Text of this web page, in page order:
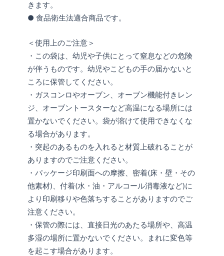
きます。
● 食品衛生法適合商品です。
＜使用上のご注意＞
・この袋は、幼児や子供にとって窒息などの危険
が伴うものです。幼児やこどもの手の届かないと
ころに保管してください。
・ガスコンロやオーブン、オーブン機能付きレン
ジ、オーブントースターなど高温になる場所には
置かないでください。袋が溶けて使用できなくな
る場合があります。
・突起のあるものを入れると材質上破れることが
ありますのでご注意ください。
・パッケージ印刷面への摩擦、密着(床・壁・その
他素材)、付着(水・油・アルコール消毒液など)に
より印刷移りや色落ちすることがありますのでご
注意ください。
・保管の際には、直接日光のあたる場所や、高温
多湿の場所に置かないでください。まれに変色等
を起こす場合があります。